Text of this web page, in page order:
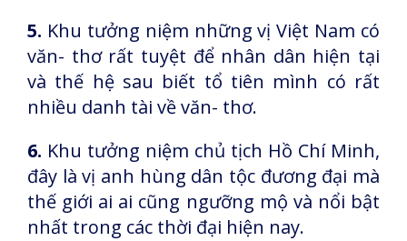
5. Khu tưởng niệm những vị Việt Nam có
văn- thơ rất tuyệt để nhân dân hiện tại
và thế hệ sau biết tổ tiên mình có rất
nhiều danh tài về văn- thơ.
6. Khu tưởng niệm chủ tịch Hồ Chí Minh,
đây là vị anh hùng dân tộc đương đại mà
thế giới ai ai cũng ngưỡng mộ và nổi bật
nhất trong các thời đại hiện nay.